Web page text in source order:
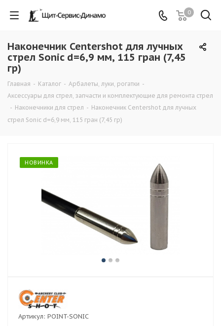
0
Наконечник Centershot для лучных
стрел Sonic d=6,9 мм, 115 гран (7,45
гр)
Главная - Каталог - Арбалеты, луки, рогатки -
Аксессуары для стрел, запчасти и комплектующие для ремонта стрел
- Наконечники для стрел - Наконечник Centershot для лучных
стрел Sonic d=6,9 мм, 115 гран (7,45 гр)
НОВИНКА
Артикул: POINT-SONIC